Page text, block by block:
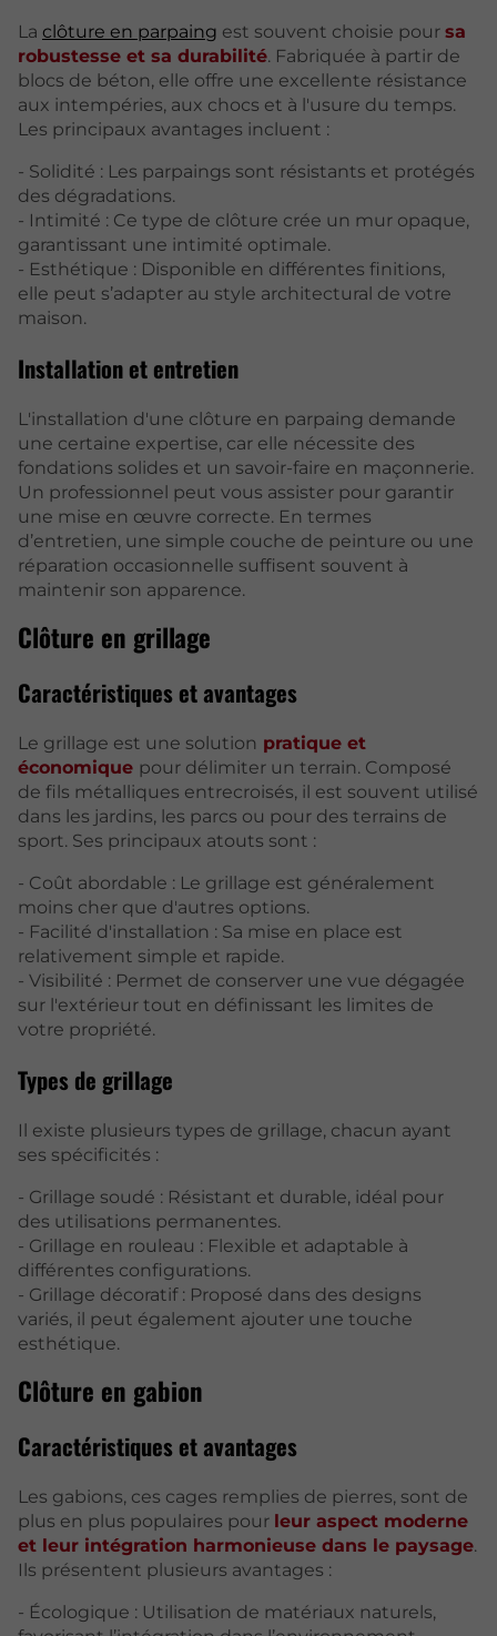
La clôture en parpaing est souvent choisie pour sa
robustesse et sa durabilité. Fabriquée à partir de
blocs de béton, elle offre une excellente résistance
aux intempéries, aux chocs et à l'usure du temps.
Les principaux avantages incluent :
- Solidité : Les parpaings sont résistants et protégés
des dégradations.
- Intimité : Ce type de clôture crée un mur opaque,
garantissant une intimité optimale.
- Esthétique : Disponible en différentes finitions,
elle peut s’adapter au style architectural de votre
maison.
Installation et entretien
L'installation d'une clôture en parpaing demande
une certaine expertise, car elle nécessite des
fondations solides et un savoir-faire en maçonnerie.
Un professionnel peut vous assister pour garantir
une mise en œuvre correcte. En termes
d’entretien, une simple couche de peinture ou une
réparation occasionnelle suffisent souvent à
maintenir son apparence.
Clôture en grillage
Caractéristiques et avantages
Le grillage est une solution pratique et
économique pour délimiter un terrain. Composé
de fils métalliques entrecroisés, il est souvent utilisé
dans les jardins, les parcs ou pour des terrains de
sport. Ses principaux atouts sont :
- Coût abordable : Le grillage est généralement
moins cher que d'autres options.
- Facilité d'installation : Sa mise en place est
relativement simple et rapide.
- Visibilité : Permet de conserver une vue dégagée
sur l'extérieur tout en définissant les limites de
votre propriété.
Types de grillage
Il existe plusieurs types de grillage, chacun ayant
ses spécificités :
- Grillage soudé : Résistant et durable, idéal pour
des utilisations permanentes.
- Grillage en rouleau : Flexible et adaptable à
différentes configurations.
- Grillage décoratif : Proposé dans des designs
variés, il peut également ajouter une touche
esthétique.
Clôture en gabion
Caractéristiques et avantages
Les gabions, ces cages remplies de pierres, sont de
plus en plus populaires pour leur aspect moderne
et leur intégration harmonieuse dans le paysage.
Ils présentent plusieurs avantages :
- Écologique : Utilisation de matériaux naturels,